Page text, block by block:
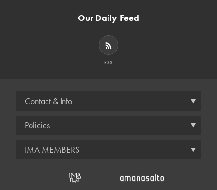
Our Daily Feed
RSS
Contact & Info
Policies
IMA MEMBERS